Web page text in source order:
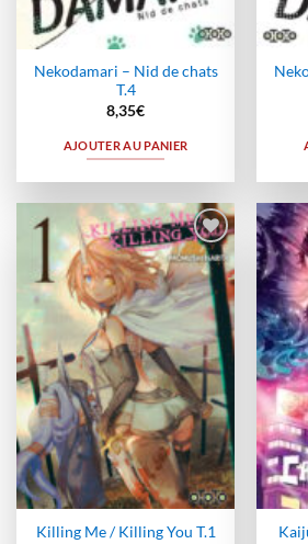
Nekodamari – Nid de chats
T.4
8,35€
AJOUTER AU PANIER
Ajouter
à la
wishlist
Killing Me / Killing You T.1